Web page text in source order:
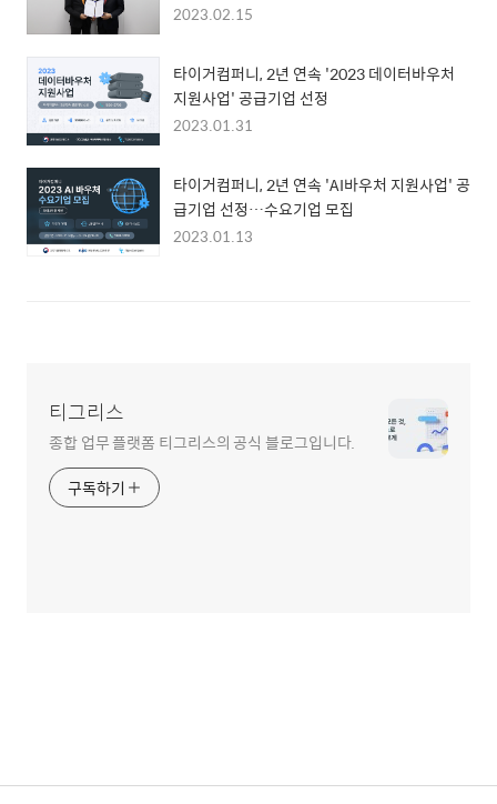
2023.02.15
타이거컴퍼니, 2년 연속 '2023 데이터바우처
지원사업' 공급기업 선정
2023.01.31
타이거컴퍼니, 2년 연속 'AI바우처 지원사업' 공
급기업 선정…수요기업 모집
2023.01.13
티그리스
종합 업무 플랫폼 티그리스의 공식 블로그입니다.
구독하기